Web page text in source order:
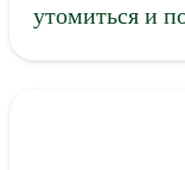
утомиться и